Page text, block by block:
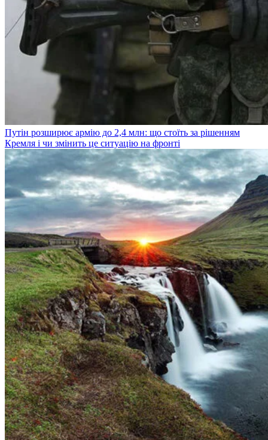
Путін розширює армію до 2,4 млн: що стоїть за рішенням
Кремля і чи змінить це ситуацію на фронті